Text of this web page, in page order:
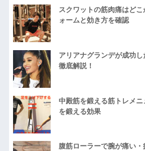
スクワットの筋肉痛はど
ォームと効き方を確認
アリアナグランデが成功
徹底解説！
中殿筋を鍛える筋トレメ
を鍛える効果
腹筋ローラーで腕が痛い